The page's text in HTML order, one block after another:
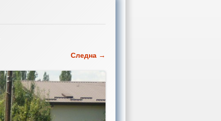
Следна →